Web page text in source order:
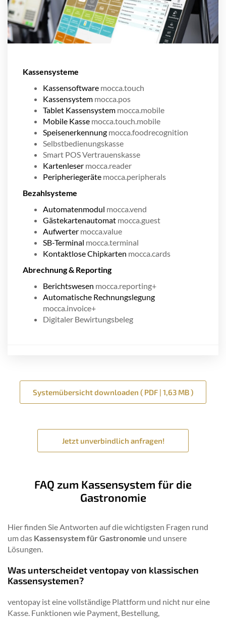
Kassensysteme
Kassensoftware mocca.touch
Kassensystem mocca.pos
Tablet Kassensystem mocca.mobile
Mobile Kasse mocca.touch.mobile
Speisenerkennung mocca.foodrecognition
Selbstbedienungskasse
Smart POS Vertrauenskasse
Kartenleser mocca.reader
Peripheriegeräte mocca.peripherals
Bezahlsysteme
Automatenmodul mocca.vend
Gästekartenautomat mocca.guest
Aufwerter mocca.value
SB-Terminal mocca.terminal
Kontaktlose Chipkarten mocca.cards
Abrechnung & Reporting
Berichtswesen mocca.reporting+
Automatische Rechnungslegung
mocca.invoice+
Digitaler Bewirtungsbeleg
Systemübersicht downloaden ( PDF | 1,63 MB )
Jetzt unverbindlich anfragen!
FAQ zum Kassensystem für die
Gastronomie
Hier finden Sie Antworten auf die wichtigsten Fragen rund
um das Kassensystem für Gastronomie und unsere
Lösungen.
Was unterscheidet ventopay von klassischen
Kassensystemen?
ventopay ist eine vollständige Plattform und nicht nur eine
Kasse. Funktionen wie Payment, Bestellung,